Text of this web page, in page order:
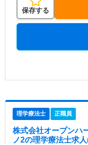
保存する
理学療法士 正職員
株式会社オープンハ
ノ2の理学療法士求